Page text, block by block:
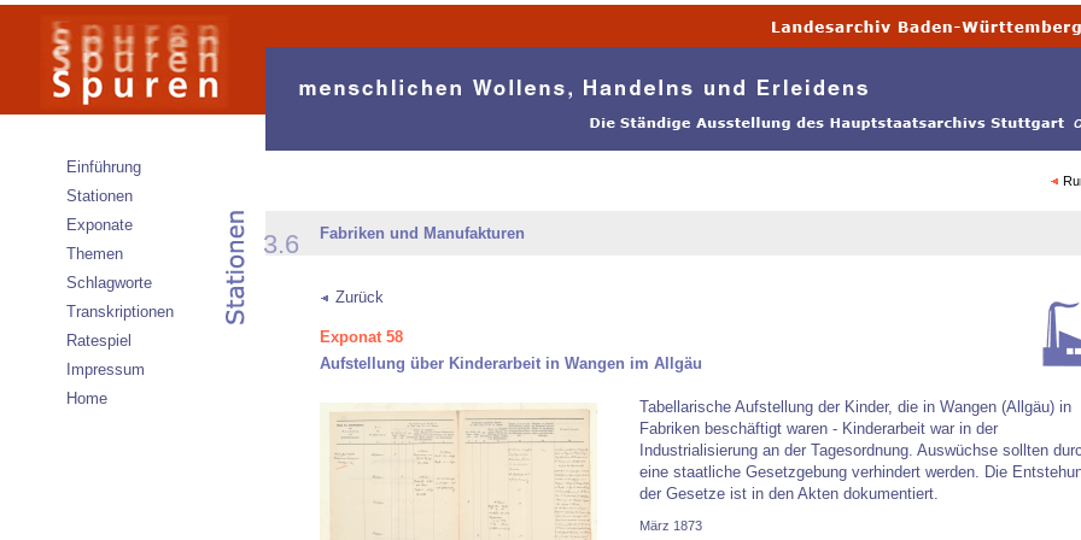
Einführung
Stationen
Exponate
Themen
Schlagworte
Transkriptionen
Ratespiel
Impressum
Home
3.6 Fabriken und Manufakturen
Zurück
Exponat 58
Aufstellung über Kinderarbeit in Wangen im Allgäu
Tabellarische Aufstellung der Kinder, die in Wangen (Allgäu) in
Fabriken beschäftigt waren - Kinderarbeit war in der
Industrialisierung an der Tagesordnung. Auswüchse sollten
eine staatliche Gesetzgebung verhindert werden. Die
der Gesetze ist in den Akten dokumentiert.
März 1873